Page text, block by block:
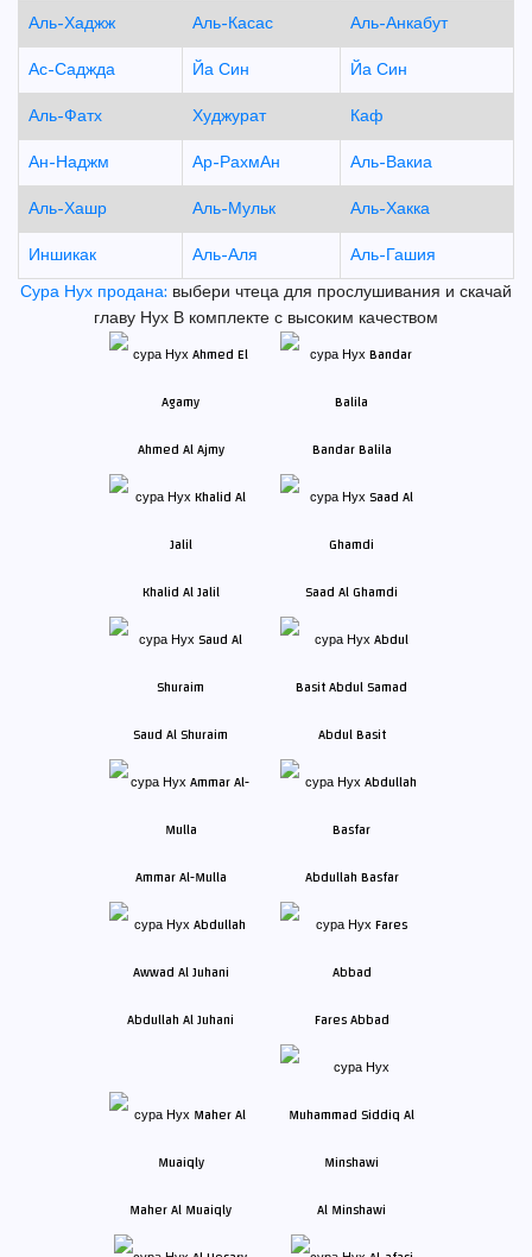
Аль-Хаджж
Аль-Касас
Аль-Анкабут
Ас-Саджда
Йа Син
Йа Син
Аль-Фатх
Худжурат
Каф
Ан-Наджм
Ар-РахмАн
Аль-Вакиа
Аль-Хашр
Аль-Мульк
Аль-Хакка
Иншикак
Аль-Аля
Аль-Гашия
Сура Нух продана: выбери чтеца для прослушивания и скачай
главу Нух В комплекте с высоким качеством
Ahmed Al Ajmy Bandar Balila
Khalid Al Jalil Saad Al Ghamdi
Saud Al Shuraim Abdul Basit
Ammar Al-Mulla Abdullah Basfar
Abdullah Al Juhani Fares Abbad
Maher Al Muaiqly Al Minshawi